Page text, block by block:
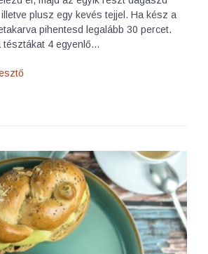
plusz egy kevés tejjel. Ha kész a
pihentesd legalább 30 percet.
tésztákat 4 egyenlő…